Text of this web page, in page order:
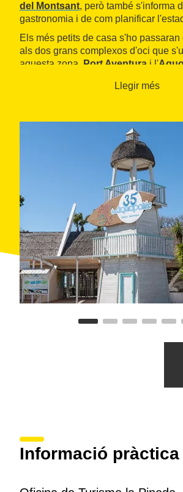
del Montsant, però també s'informa
gastronomia i de com planificar
Els més petits de casa s'ho
als dos grans complexos d'oci que
aquesta zona, Port Aventura i l'
que ofereix un
necessaris per rebre famílies.
Llegir més
Informació pràctica